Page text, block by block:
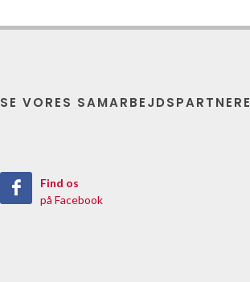
SE VORES SAMARBEJDSPARTNERE
Find os
på Facebook